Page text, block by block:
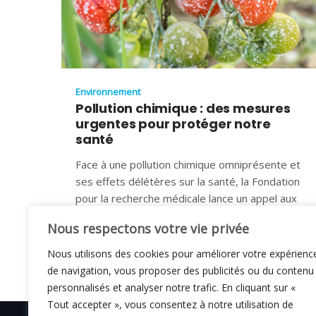
Nous respectons votre vie privée
Nous utilisons des cookies pour améliorer votre
de navigation, vous proposer des publicités ou du contenu
personnalisés et analyser notre trafic. En cliquant sur «
Tout accepter », vous consentez à notre utilisation de
Environnement
Pollution chimique : des mesures
urgentes pour protéger notre
santé
Face à une pollution chimique omniprésente et
ses effets délétères sur la santé, la Fondation
pour la recherche médicale lance un appel aux
3 JUILLET 2025